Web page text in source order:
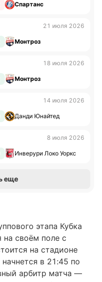
Спартанс
21 июля 2026
Монтроз
18 июля 2026
Монтроз
14 июля 2026
Данди Юнайтед
8 июля 2026
Инверури Локо Уоркс
еще
этапа Кубка
на своём поле с
на стадионе
в 21:45 по
арбитр матча —